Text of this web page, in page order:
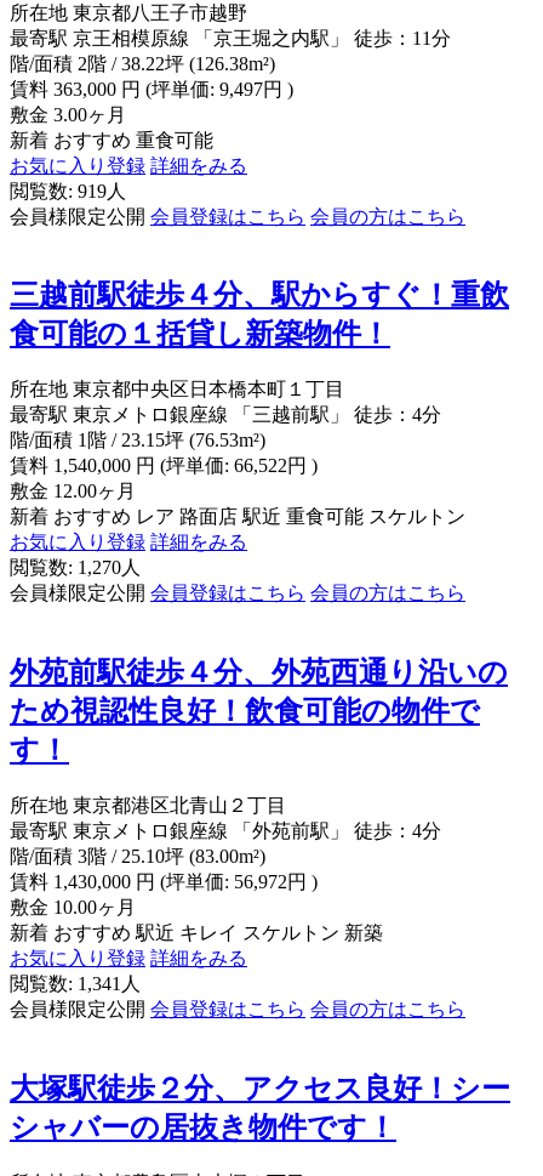
所在地 東京都八王子市越野
最寄駅 京王相模原線 「京王堀之内駅」 徒歩：11分
階/面積 2階 / 38.22坪 (126.38m²)
賃料 363,000 円 (坪単価: 9,497円 )
敷金 3.00ヶ月
新着 おすすめ 重食可能
お気に入り登録 詳細をみる
閲覧数: 919人
会員様限定公開 会員登録はこちら 会員の方はこちら
三越前駅徒歩４分、駅からすぐ！重飲
食可能の１括貸し新築物件！
所在地 東京都中央区日本橋本町１丁目
最寄駅 東京メトロ銀座線 「三越前駅」 徒歩：4分
階/面積 1階 / 23.15坪 (76.53m²)
賃料 1,540,000 円 (坪単価: 66,522円 )
敷金 12.00ヶ月
新着 おすすめ レア 路面店 駅近 重食可能 スケルトン
お気に入り登録 詳細をみる
閲覧数: 1,270人
会員様限定公開 会員登録はこちら 会員の方はこちら
外苑前駅徒歩４分、外苑西通り沿いの
ため視認性良好！飲食可能の物件で
す！
所在地 東京都港区北青山２丁目
最寄駅 東京メトロ銀座線 「外苑前駅」 徒歩：4分
階/面積 3階 / 25.10坪 (83.00m²)
賃料 1,430,000 円 (坪単価: 56,972円 )
敷金 10.00ヶ月
新着 おすすめ 駅近 キレイ スケルトン 新築
お気に入り登録 詳細をみる
閲覧数: 1,341人
会員様限定公開 会員登録はこちら 会員の方はこちら
大塚駅徒歩２分、アクセス良好！シー
シャバーの居抜き物件です！